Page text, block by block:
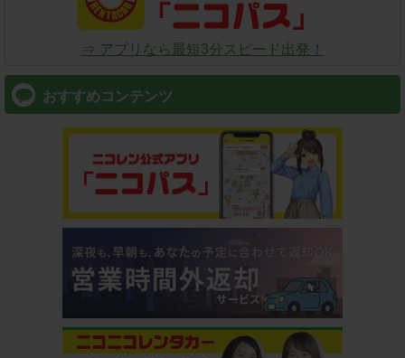
⇒ アプリなら最短3分スピード出発！
おすすめコンテンツ